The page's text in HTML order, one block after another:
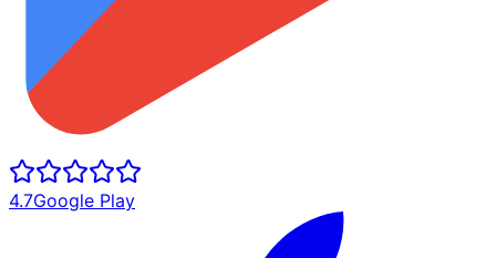
4.7Google Play